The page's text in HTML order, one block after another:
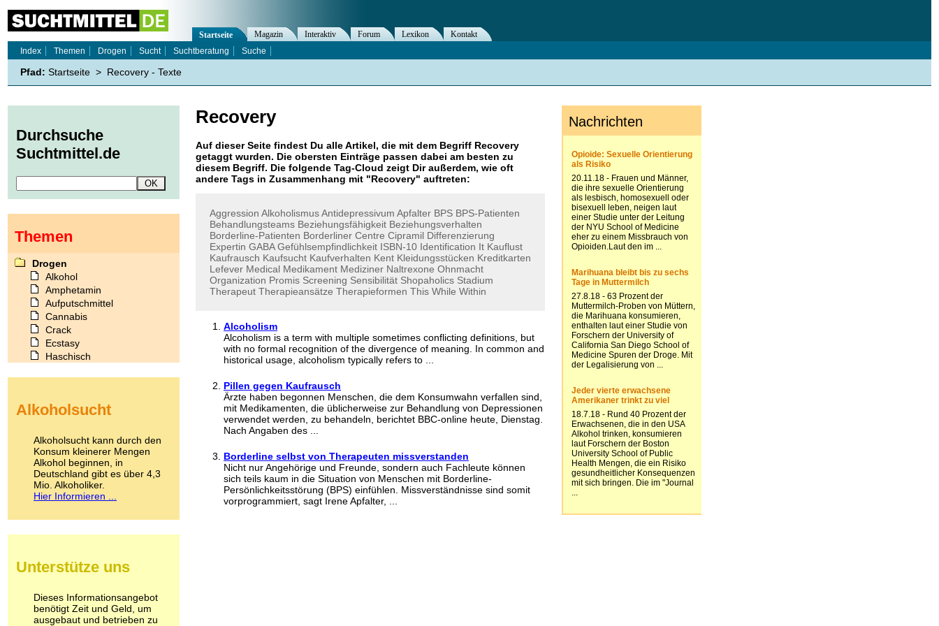
Recovery
Auf dieser Seite findest Du alle Artikel, die mit dem Begriff Recovery
getaggt wurden. Die obersten Einträge passen dabei am besten zu
diesem Begriff. Die folgende Tag-Cloud zeigt Dir außerdem, wie oft
andere Tags in Zusammenhang mit "Recovery" auftreten:
Aggression AlkoholismusAntidepressivum Apfalter BPS BPS-Patienten
Behandlungsteams Beziehungsfähigkeit Beziehungsverhalten
Borderline-Patienten Borderliner Centre Cipramil Differenzierung
Expertin GABA Gefühlsempfindlichkeit ISBN-10 Identification It Kauflust
Kaufrausch Kaufsucht Kaufverhalten Kent Kleidungsstücken Kreditkarten
Lefever Medical Medikament Mediziner Naltrexone Ohnmacht
Organization Promis Screening Sensibilität Shopaholics Stadium
Therapeut Therapieansätze Therapieformen This While Within
Alcoholism
Alcoholism is a term with multiple sometimes conflicting definitions, but
with no formal recognition of the divergence of meaning. In common and
historical usage, alcoholism typically refers to ...
Pillen gegen Kaufrausch
Ärzte haben begonnen Menschen, die dem Konsumwahn verfallen sind,
mit Medikamenten, die üblicherweise zur Behandlung von Depressionen
verwendet werden, zu behandeln, berichtet BBC-online heute, Dienstag.
Nach Angaben des ...
Borderline selbst von Therapeuten missverstanden
Nicht nur Angehörige und Freunde, sondern auch Fachleute können
sich teils kaum in die Situation von Menschen mit Borderline-
Persönlichkeitsstörung (BPS) einfühlen. Missverständnisse sind somit
vorprogrammiert, sagt Irene Apfalter, ...
Startseite Magazin Interaktiv Forum Lexikon
Kontakt
Index
Themen Drogen Sucht Suchtberatung Suche
Pfad: Startseite > Recovery - Texte
Durchsuche
Suchtmittel.de
Themen
Drogen
Alkohol
Amphetamin
Aufputschmittel
Cannabis
Crack
Ecstasy
Haschisch
Kokain
LSD
Marihuana
Medikamente
Meskalin
Metamphetamin
Methadon
Pilze
Psychopharmaka
Schlafmittel
Schmerzmittel
Alkoholsucht
Alkoholsucht kann durch den
Konsum kleinerer Mengen
Alkohol beginnen, in
Deutschland gibt es über 4,3
Mio. Alkoholiker.
Hier Informieren ...
Unterstütze uns
Dieses Informationsangebot
benötigt Zeit und Geld, um
ausgebaut und betrieben zu